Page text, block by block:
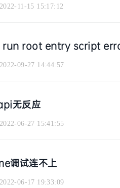
2022-11-15 15:17:12
run root entry script
2022-09-27 14:44:57
无反应
2022-06-27 15:41:55
调试连不上
2022-06-17 19:33:09